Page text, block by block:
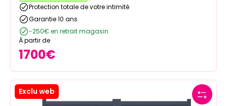
Protection totale de votre intimité
Garantie 10 ans
-250€ en retrait magasin
À partir de
1700€
Exclu web